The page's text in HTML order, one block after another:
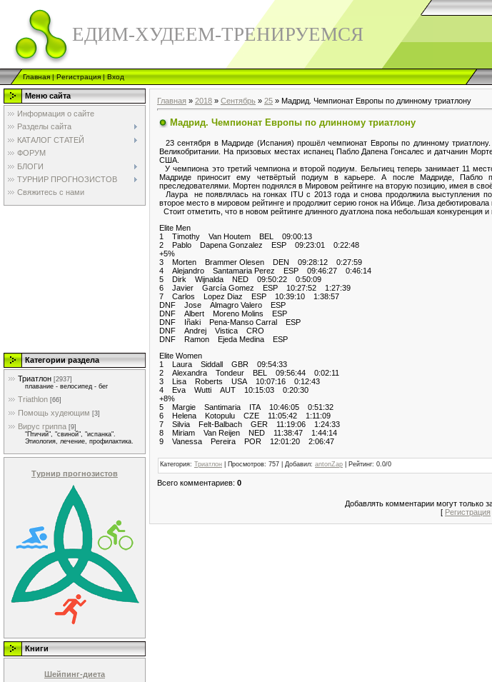
ЕДИМ-ХУДЕЕМ-ТРЕНИРУЕМСЯ
Главная|Регистрация|Вход
Меню сайта
Информация о сайте
Разделы сайта
КАТАЛОГ СТАТЕЙ
ФОРУМ
БЛОГИ
ТУРНИР ПРОГНОЗИСТОВ
Свяжитесь с нами
Категории раздела
Триатлон [2937]
плавание - велосипед - бег
Triathlon [66]
Помощь худеющим [3]
Вирус гриппа [9]
"Птичий", "свиной", "испанка".
Этиология, лечение, профилактика.
Турнир прогнозистов
Книги
Шейпинг-диета
Главная » 2018 » Сентябрь » 25 » Мадрид. Чемпионат Европы по длинному триатлону
Мадрид. Чемпионат Европы по длинному триатлону
23 сентября в Мадриде (Испания) прошёл чемпионат Европы по длинному
Великобритании. На призовых местах испанец Пабло Дапена Гонсалес и датчанин
США.
У чемпиона это третий чемпиона и второй подиум. Бельгиец теперь занимает 11
Мадриде приносит ему четвёртый подиум в карьере. А после Мадриде, Пабло
преследователями. Мортен поднялся в Мировом рейтинге на вторую позицию, имея в
Лаура не появлялась на гонках ITU с 2013 года и снова продолжила выступления
второе место в мировом рейтинге и продолжит серию гонок на Ибице. Лиза
Стоит отметить, что в новом рейтинге длинного дуатлона пока небольшая конкуренция
Elite Men
1 Timothy Van Houtem BEL 09:00:13
2 Pablo Dapena Gonzalez ESP 09:23:01 0:22:48
+5%
3 Morten Brammer Olesen DEN 09:28:12 0:27:59
4 Alejandro Santamaria Perez ESP 09:46:27 0:46:14
5 Dirk Wijnalda NED 09:50:22 0:50:09
6 Javier García Gomez ESP 10:27:52 1:27:39
7 Carlos Lopez Diaz ESP 10:39:10 1:38:57
DNF Jose Almagro Valero ESP
DNF Albert Moreno Molins ESP
DNF Iñaki Pena-Manso Carral ESP
DNF Andrej Vistica CRO
DNF Ramon Ejeda Medina ESP
Elite Women
1 Laura Siddall GBR 09:54:33
2 Alexandra Tondeur BEL 09:56:44 0:02:11
3 Lisa Roberts USA 10:07:16 0:12:43
4 Eva Wutti AUT 10:15:03 0:20:30
+8%
5 Margie Santimaria ITA 10:46:05 0:51:32
6 Helena Kotopulu CZE 11:05:42 1:11:09
7 Silvia Felt-Balbach GER 11:19:06 1:24:33
8 Miriam Van Reijen NED 11:38:47 1:44:14
9 Vanessa Pereira POR 12:01:20 2:06:47
Категория: Триатлон Просмотров: 757 Добавил: antonZap Рейтинг: 0.0/0
Всего комментариев: 0
Добавлять комментарии могут только
[ Регистрация